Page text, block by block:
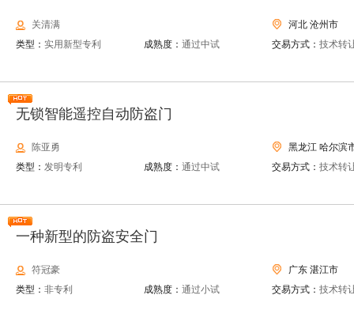
关清满
河北 沧州市
类型： 实用新型专利 成熟度： 通过中试 交易方式： 技术转
无锁智能遥控自动防盗门
陈亚勇
黑龙江 哈尔滨
类型： 发明专利 成熟度： 通过中试 交易方式： 技术转
一种新型的防盗安全门
符冠豪
广东 湛江市
类型： 非专利 成熟度： 通过小试 交易方式： 技术转